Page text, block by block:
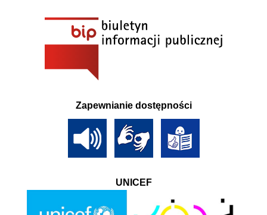
Zapewnianie dostępności
UNICEF